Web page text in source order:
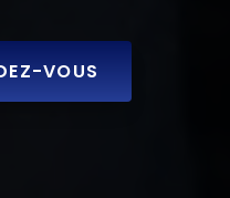
VOUS